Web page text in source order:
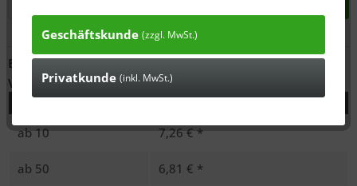
Anfragen
Bestell-Nr.:66091234
Versandgewicht:
0.01 kg
ab 10 7,26 € *
ab 50 6,81 € *
Geschäftskunde (zzgl. MwSt.)
Privatkunde (inkl. MwSt.)